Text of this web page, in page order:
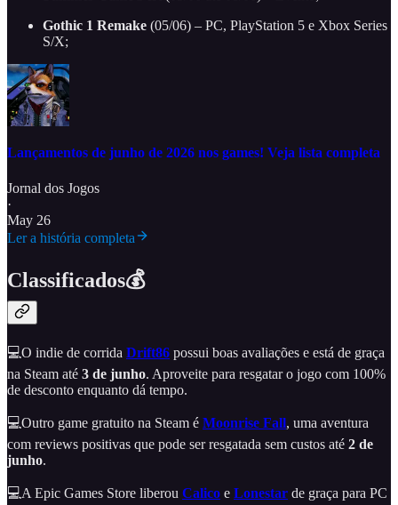
Gothic 1 Remake (05/06) – PC, PlayStation 5 e Xbox Series
S/X;
Lançamentos de junho de 2026 nos games! Veja lista completa
Jornal dos Jogos
·
May 26
Ler a história completa
Classificados💰
💻O indie de corrida Drift86 possui boas avaliações e está de graça
na Steam até 3 de junho. Aproveite para resgatar o jogo com 100%
de desconto enquanto dá tempo.
💻Outro game gratuito na Steam é Moonrise Fall, uma aventura
com reviews positivas que pode ser resgatada sem custos até 2 de
junho.
💻A Epic Games Store liberou Calico e Lonestar de graça para PC